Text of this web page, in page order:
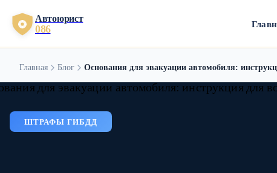
Автоюрист
086
Главная Блог Основания для эвакуации автомобиля:
ШТРАФЫ ГИБДД